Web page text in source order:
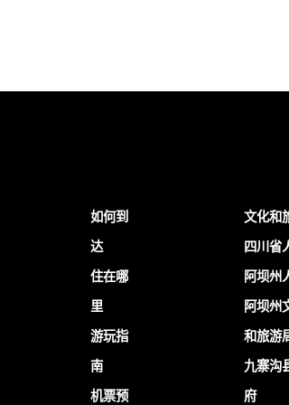
如何到
达
住在哪
里
游玩指
南
机票预
文化和
四川省
阿坝州
阿坝州
和旅游
九寨沟
府